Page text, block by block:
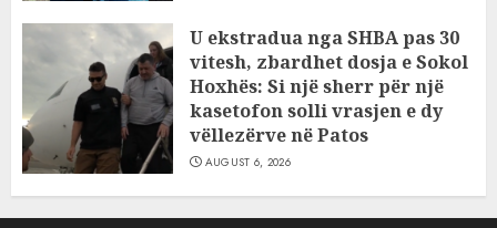
U ekstradua nga SHBA pas 30
vitesh, zbardhet dosja e Sokol
Hoxhës: Si një sherr për një
kasetofon solli vrasjen e dy
vëllezërve në Patos
AUGUST 6, 2026